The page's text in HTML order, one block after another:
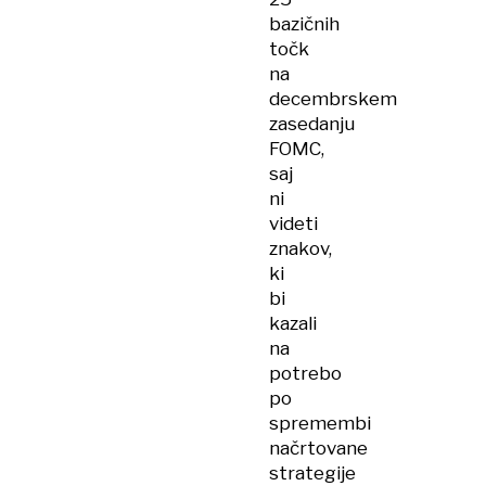
bazičnih
točk
na
decembrskem
zasedanju
FOMC,
saj
ni
videti
znakov,
ki
bi
kazali
na
potrebo
po
spremembi
načrtovane
strategije